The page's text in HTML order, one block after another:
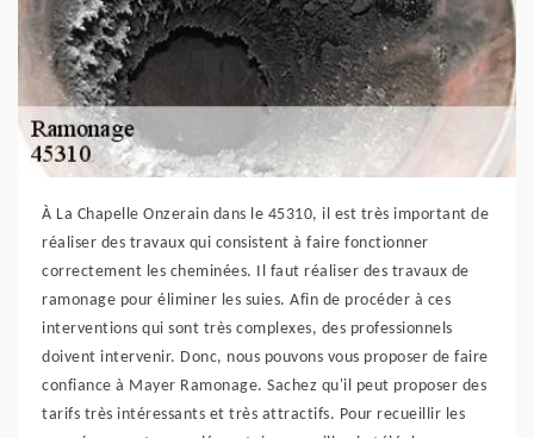
À La Chapelle Onzerain dans le 45310, il est très important de
réaliser des travaux qui consistent à faire fonctionner
correctement les cheminées. Il faut réaliser des travaux de
ramonage pour éliminer les suies. Afin de procéder à ces
interventions qui sont très complexes, des professionnels
doivent intervenir. Donc, nous pouvons vous proposer de faire
confiance à Mayer Ramonage. Sachez qu'il peut proposer des
tarifs très intéressants et très attractifs. Pour recueillir les